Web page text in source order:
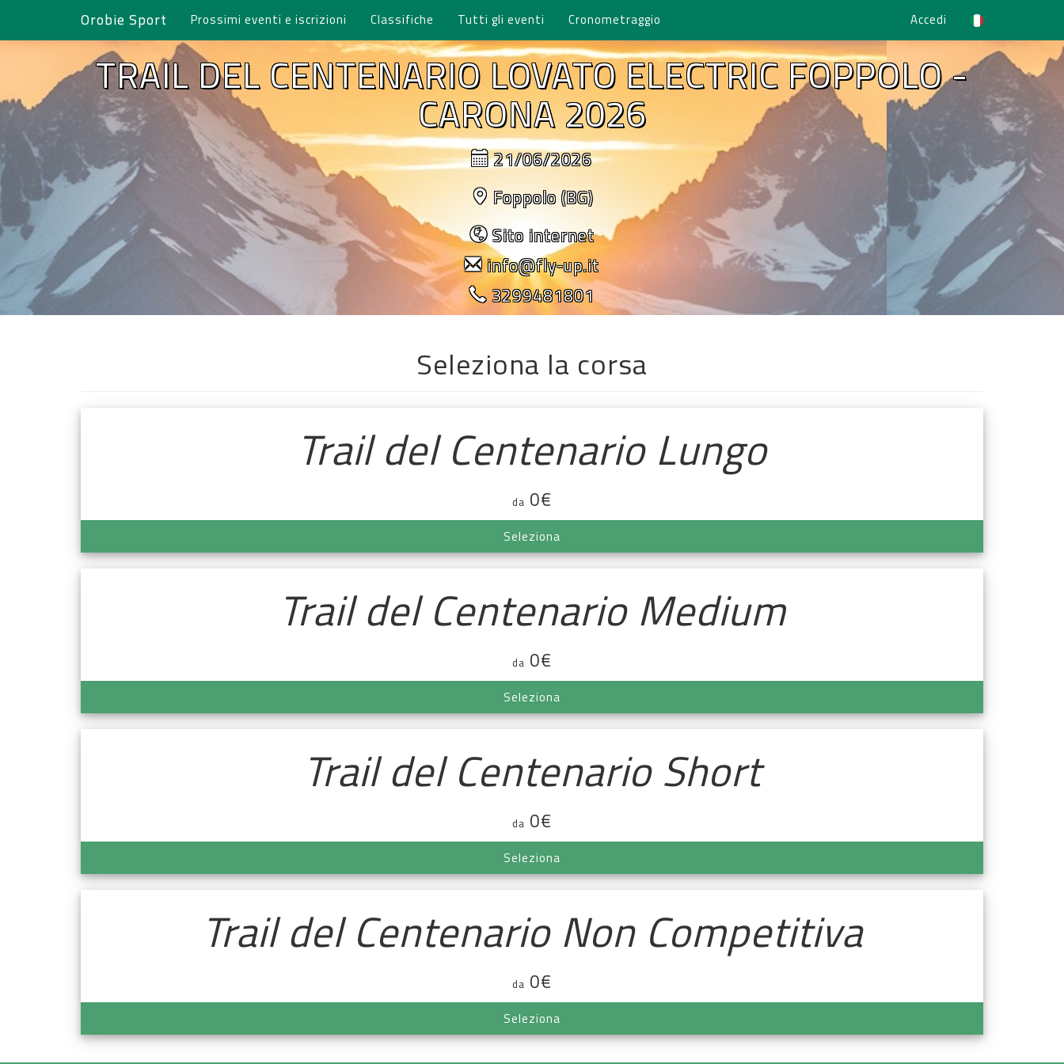
Orobie Sport Prossimi eventi e iscrizioni Classifiche Tutti gli eventi Cronometraggio Accedi
TRAIL DEL CENTENARIO LOVATO ELECTRIC FOPPOLO -
CARONA 2026
21/06/2026
Foppolo (BG)
Sito internet
info@fly-up.it
3299481801
Seleziona la corsa
Trail del Centenario Lungo
da 0€
Seleziona
Trail del Centenario Medium
da 0€
Seleziona
Trail del Centenario Short
da 0€
Seleziona
Trail del Centenario Non Competitiva
da 0€
Seleziona